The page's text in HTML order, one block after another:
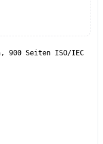
900 Seiten ISO/IEC